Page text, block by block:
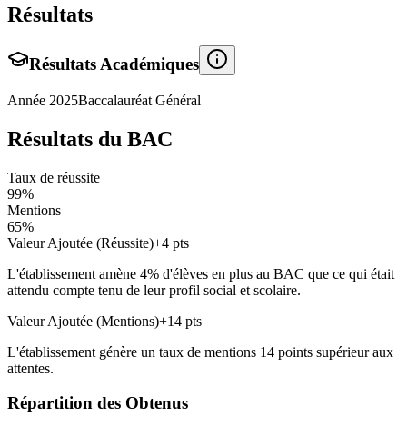
Résultats
Résultats Académiques
Année 2025Baccalauréat Général
Résultats du BAC
Taux de réussite
99%
Mentions
65%
Valeur Ajoutée (Réussite)+4 pts
L'établissement amène 4% d'élèves en plus au BAC que ce qui était
attendu compte tenu de leur profil social et scolaire.
Valeur Ajoutée (Mentions)+14 pts
L'établissement génère un taux de mentions 14 points supérieuraux
attentes.
Répartition des Obtenus